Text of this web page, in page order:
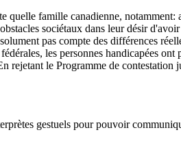
quelle famille canadienne,
sociétaux dans leur désir
pas compte des différences
les personnes handicapées
le Programme de
gestuels pour pouvoir